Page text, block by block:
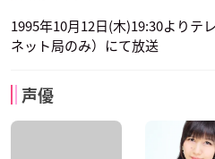
1995年10月12日(木)19:30よりテ
ネット局のみ）にて放送
声優